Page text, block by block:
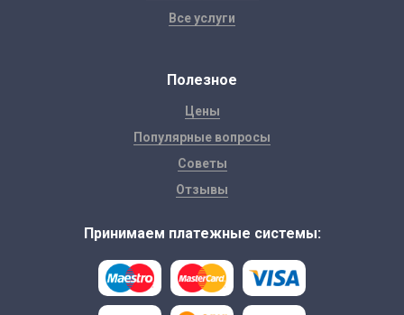
Все услуги
Полезное
Цены
Популярные вопросы
Советы
Отзывы
Принимаем платежные системы: